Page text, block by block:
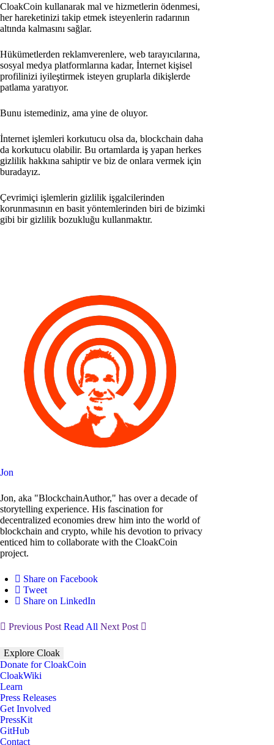
CloakCoin kullanarak mal ve hizmetlerin ödenmesi,
her hareketinizi takip etmek isteyenlerin radarının
altında kalmasını sağlar.
Hükümetlerden reklamverenlere, web tarayıcılarına,
sosyal medya platformlarına kadar, İnternet kişisel
profilinizi iyileştirmek isteyen gruplarla dikişlerde
patlama yaratıyor.
Bunu istemediniz, ama yine de oluyor.
İnternet işlemleri korkutucu olsa da, blockchain daha
da korkutucu olabilir. Bu ortamlarda iş yapan herkes
gizlilik hakkına sahiptir ve biz de onlara vermek için
buradayız.
Çevrimiçi işlemlerin gizlilik işgalcilerinden
korunmasının en basit yöntemlerinden biri de bizimki
gibi bir gizlilik bozukluğu kullanmaktır.
Jon
Jon, aka "BlockchainAuthor," has over a decade of
storytelling experience. His fascination for
decentralized economies drew him into the world of
blockchain and crypto, while his devotion to privacy
enticed him to collaborate with the CloakCoin
project.
Share on Facebook
Tweet
Share on LinkedIn
Previous Post Read All Next Post
Explore Cloak
Donate for CloakCoin
CloakWiki
Learn
Press Releases
Get Involved
PressKit
GitHub
Contact